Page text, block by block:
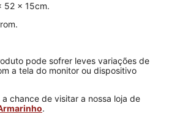
52 x 15cm.
pode sofrer leves variações de
a tela do monitor ou dispositivo
chance de visitar a nossa loja de
.